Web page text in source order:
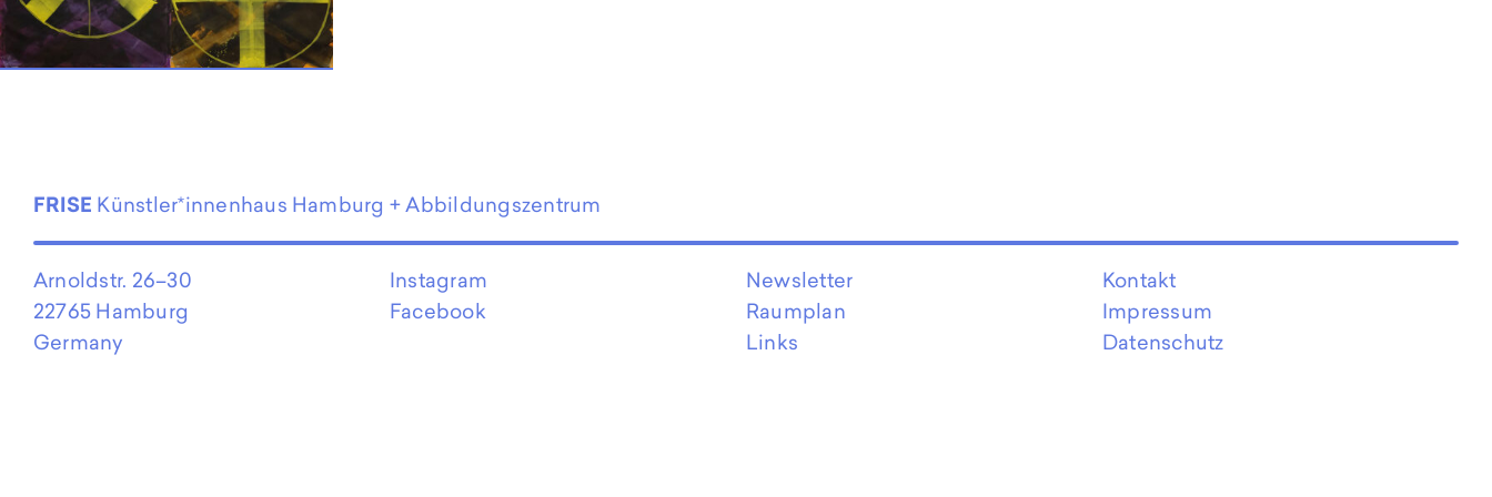
EN
FRISE Künstler*innenhaus Hamburg + Abbildungszentrum
Arnoldstr. 26–30
22765 Hamburg
Germany
Instagram
Facebook
Newsletter
Raumplan
Links
Kontakt
Impressum
Datenschutz